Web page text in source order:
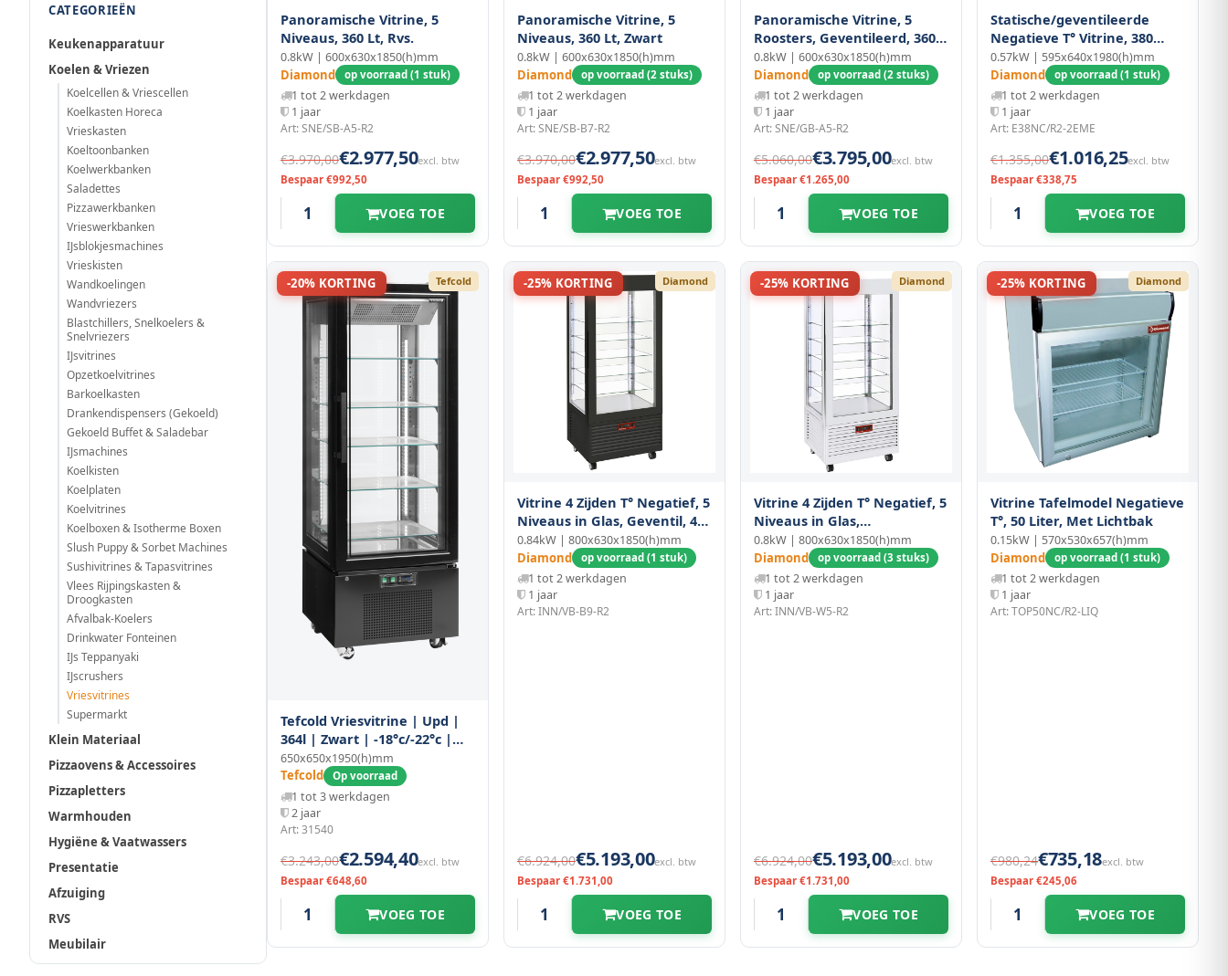
CATEGORIEËN
Keukenapparatuur
Koelen & Vriezen
Koelcellen & Vriescellen
Koelkasten Horeca
Vrieskasten
Koeltoonbanken
Koelwerkbanken
Saladettes
Pizzawerkbanken
Vrieswerkbanken
IJsblokjesmachines
Vrieskisten
Wandkoelingen
Wandvriezers
Blastchillers, Snelkoelers &
Snelvriezers
IJsvitrines
Opzetkoelvitrines
Barkoelkasten
Drankendispensers (Gekoeld)
Gekoeld Buffet & Saladebar
IJsmachines
Koelkisten
Koelplaten
Koelvitrines
Koelboxen & Isotherme Boxen
Slush Puppy & Sorbet Machines
Sushivitrines & Tapasvitrines
Vlees Rijpingskasten &
Droogkasten
Afvalbak-Koelers
Drinkwater Fonteinen
IJs Teppanyaki
IJscrushers
Vriesvitrines
Supermarkt
Klein Materiaal
Pizzaovens & Accessoires
Pizzapletters
Warmhouden
Hygiëne & Vaatwassers
Presentatie
Afzuiging
RVS
Meubilair
Panoramische Vitrine, 5
Niveaus, 360 Lt, Rvs.
0.8kW | 600x630x1850(h)mm
Diamond op voorraad (1 stuk)
1 tot 2 werkdagen
1 jaar
Art: SNE/SB-A5-R2
€3.970,00€2.977,50excl. btw
Bespaar €992,50
VOEG TOE
Panoramische Vitrine, 5
Niveaus, 360 Lt, Zwart
0.8kW | 600x630x1850(h)mm
Diamond op voorraad (2 stuks)
1 tot 2 werkdagen
1 jaar
Art: SNE/SB-B7-R2
€3.970,00€2.977,50excl. btw
Bespaar €992,50
VOEG TOE
Panoramische Vitrine, 5
Roosters, Geventileerd, 360
Lt, Rvs
0.8kW | 600x630x1850(h)mm
Diamond op voorraad (2 stuks)
1 tot 2 werkdagen
1 jaar
Art: SNE/GB-A5-R2
€5.060,00€3.795,00excl. btw
Bespaar €1.265,00
VOEG TOE
Statische/geventileerde
Negatieve T° Vitrine, 380
Liter, Met Lichtbak
0.57kW | 595x640x1980(h)mm
Diamond op voorraad (1 stuk)
1 tot 2 werkdagen
1 jaar
Art: E38NC/R2-2EME
€1.355,00€1.016,25excl. btw
Bespaar €338,75
VOEG TOE
-20% KORTING Tefcold
Tefcold Vriesvitrine | Upd |
364l | Zwart | -18°c/-22°c |
Geforceerd | 6 Niveaus |
Wielen (geremd) |
650x650x1950(h)mm
650x650x1950(h)mm
Tefcold Op voorraad
1 tot 3 werkdagen
2 jaar
Art: 31540
€3.243,00€2.594,40excl. btw
Bespaar €648,60
VOEG TOE
-25% KORTING Diamond
Vitrine 4 Zijden T° Negatief, 5
Niveaus in Glas, Geventil, 480
Lit., Zwart
0.84kW | 800x630x1850(h)mm
Diamond op voorraad (1 stuk)
1 tot 2 werkdagen
1 jaar
Art: INN/VB-B9-R2
€6.924,00€5.193,00excl. btw
Bespaar €1.731,00
VOEG TOE
-25% KORTING Diamond
Vitrine 4 Zijden T° Negatief, 5
Niveaus in Glas,
Geventileerd, 480 Lit., Wit
0.8kW | 800x630x1850(h)mm
Diamond op voorraad (3 stuks)
1 tot 2 werkdagen
1 jaar
Art: INN/VB-W5-R2
€6.924,00€5.193,00excl. btw
Bespaar €1.731,00
VOEG TOE
-25% KORTING Diamond
Vitrine Tafelmodel Negatieve
T°, 50 Liter, Met Lichtbak
0.15kW | 570x530x657(h)mm
Diamond op voorraad (1 stuk)
1 tot 2 werkdagen
1 jaar
Art: TOP50NC/R2-LIQ
€980,24€735,18excl. btw
Bespaar €245,06
VOEG TOE